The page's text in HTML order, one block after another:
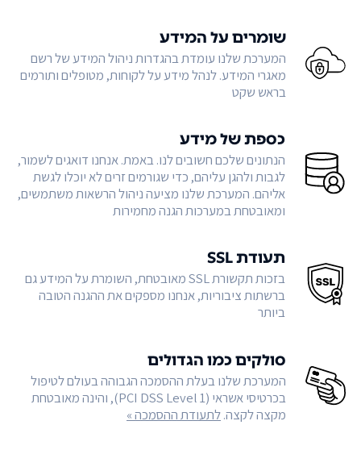
שומרים על המידע
המערכת שלנו עומדת בהגדרות ניהול המידע של רשם
מאגרי המידע. לנהל מידע על לקוחות, מטופלים ותורמים
בראש שקט
כספת של מידע
הנתונים שלכם חשובים לנו. באמת. אנחנו דואגים לשמור,
לגבות ולהגן עליהם, כדי שגורמים זרים לא יוכלו לגשת
אליהם. המערכת שלנו מציעה ניהול הרשאות משתמשים,
ומאובטחת במערכות הגנה מחמירות
תעודת SSL
בזכות תקשורת SSL מאובטחת, השומרת על המידע גם
ברשתות ציבוריות, אנחנו מספקים את ההגנה הטובה
ביותר
סולקים כמו הגדולים
המערכת שלנו בעלת ההסמכה הגבוהה בעולם לטיפול
בכרטיסי אשראי (PCI DSS Level 1), והינה מאובטחת
מקצה לקצה.לתעודת ההסמכה »